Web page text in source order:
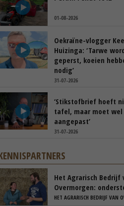
01-08-2026
Oekraïne-vlogger
Huizinga: ‘Tarwe
geperst, koeien
nodig’
31-07-2026
‘Stikstofbrief hoeft
tafel, maar moet wel
aangepast’
31-07-2026
Het Agrarisch Bedrijf
Overmorgen:
je
HET AGRARISCH BEDRIJF VAN